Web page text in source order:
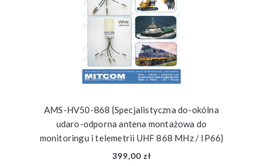
AMS-HV50-868 {Specjalistyczna do-okólna
udaro-odporna antena montażowa do
monitoringu i telemetrii UHF 868 MHz / IP66}
399,00 zł